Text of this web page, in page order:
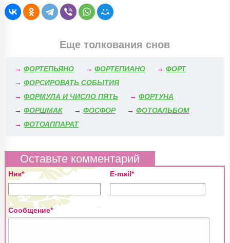
Еще толкования снов
→ ФОРТЕПЬЯНО → ФОРТЕПИАНО → ФОРТ
→ ФОРСИРОВАТЬ СОБЫТИЯ
→ ФОРМУЛА И ЧИСЛО ПЯТЬ → ФОРТУНА
→ ФОРШМАК → ФОСФОР → ФОТОАЛЬБОМ
→ ФОТОАППАРАТ
Оставьте комментарий
Ник* E-mail*
Сообщение*